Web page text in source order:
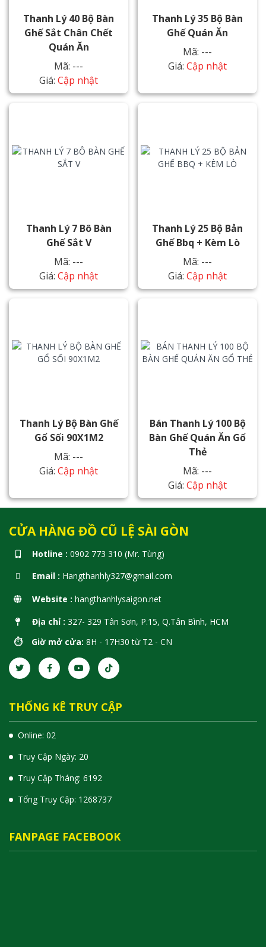
Thanh Lý 40 Bộ Bàn
Ghế Sắt Chân Chết
Quán Ăn
Mã: ---
Giá: Cập nhật
Thanh Lý 35 Bộ Bàn
Ghế Quán Ăn
Mã: ---
Giá: Cập nhật
Thanh Lý 7 Bô Bàn
Ghế Sắt V
Mã: ---
Giá: Cập nhật
Thanh Lý 25 Bộ Bản
Ghế Bbq + Kèm Lò
Mã: ---
Giá: Cập nhật
Thanh Lý Bộ Bàn Ghế
Gổ Sối 90X1M2
Mã: ---
Giá: Cập nhật
Bán Thanh Lý 100 Bộ
Bàn Ghế Quán Ăn Gổ
Thẻ
Mã: ---
Giá: Cập nhật
CỬA HÀNG ĐỒ CŨ LỆ SÀI GÒN
Hotline : 0902 773 310 (Mr. Tùng)
Email : Hangthanhly327@gmail.com
Website : hangthanhlysaigon.net
Địa chỉ : 327- 329 Tân Sơn, P.15, Q.Tân Bình, HCM
⏱️ Giờ mở cửa: 8H - 17H30 từ T2 - CN
THỐNG KÊ TRUY CẬP
Online: 02
Truy Cập Ngày: 20
Truy Cập Tháng: 6192
Tổng Truy Cập: 1 268737
FANPAGE FACEBOOK